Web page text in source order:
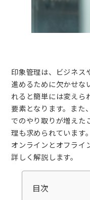
印象管理は、ビジネス
進めるために欠かせな
れると簡単には変えら
要素となります。また
でのやり取りが増えた
理も求められています
オンラインとオフライ
詳しく解説します。
目次